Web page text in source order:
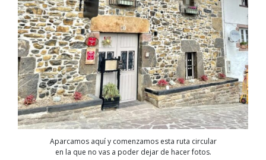
Aparcamos aquí y comenzamos esta ruta circular
en la que no vas a poder dejar de hacer fotos.